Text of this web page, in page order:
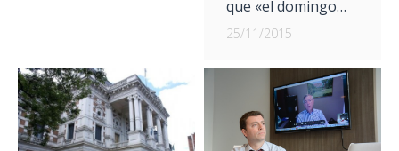
que «el domingo…
25/11/2015